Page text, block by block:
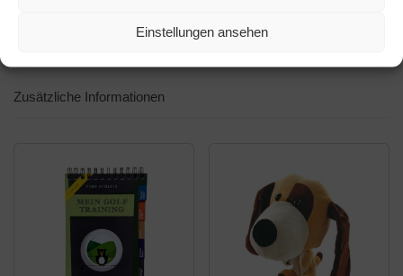
Einstellungen ansehen
Zusätzliche Informationen